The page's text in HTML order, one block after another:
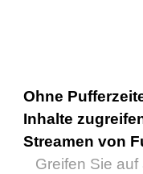
Ohne
Inhalte
Streamen von
Greifen Sie